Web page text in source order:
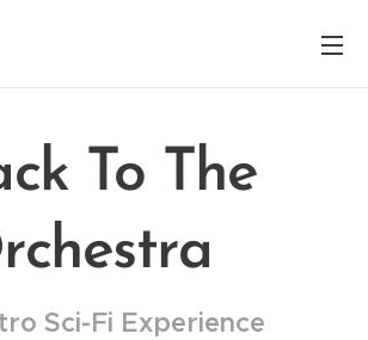
To The
Sci-Fi Experience